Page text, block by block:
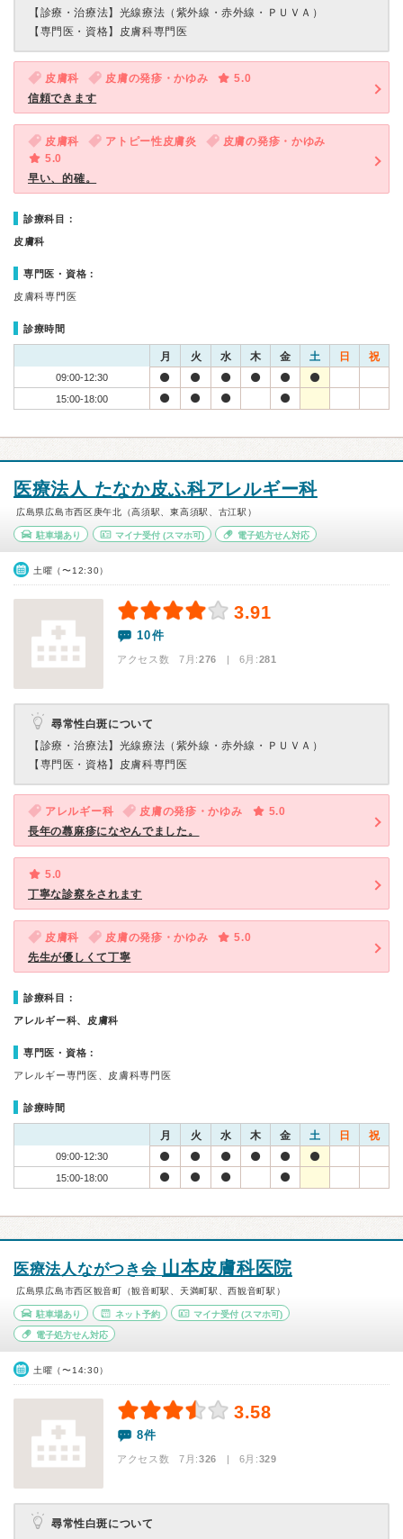
【診療・治療法】 光線療法（紫外線・赤外線・ＰＵＶＡ）
【専門医・資格】 皮膚科専門医
皮膚科 皮膚の発疹・かゆみ
5.0
信頼できます
皮膚科 アトピー性皮膚炎
皮膚の発疹・かゆみ
5.0
早い、的確。
診療科目：
皮膚科
専門医・資格：
皮膚科専門医
診療時間
月 火 水 木 金 土 日 祝
09:00-12:30
15:00-18:00
医療法人 たなか皮ふ科アレルギー科
広島県広島市西区庚午北（高須駅、東高須駅、古江駅）
駐車場あり マイナ受付(スマホ可) 電子処方せん対応
土曜（〜12:30）
3.91
10件
アクセス数 7月:276 | 6月:281
尋常性白斑について
【診療・治療法】 光線療法（紫外線・赤外線・ＰＵＶＡ）
【専門医・資格】 皮膚科専門医
アレルギー科 皮膚の発疹・かゆみ
5.0
長年の蕁麻疹になやんでました。
5.0
丁寧な診察をされます
皮膚科 皮膚の発疹・かゆみ
5.0
先生が優しくて丁寧
診療科目：
アレルギー科、皮膚科
専門医・資格：
アレルギー専門医、皮膚科専門医
診療時間
月 火 水 木 金 土 日 祝
09:00-12:30
15:00-18:00
医療法人ながつき会 山本皮膚科医院
広島県広島市西区観音町（観音町駅、天満町駅、西観音町駅）
駐車場あり ネット予約 マイナ受付 (スマホ可)
電子処方せん対応
土曜（〜14:30）
3.58
8件
アクセス数 7月:326 | 6月:329
尋常性白斑について